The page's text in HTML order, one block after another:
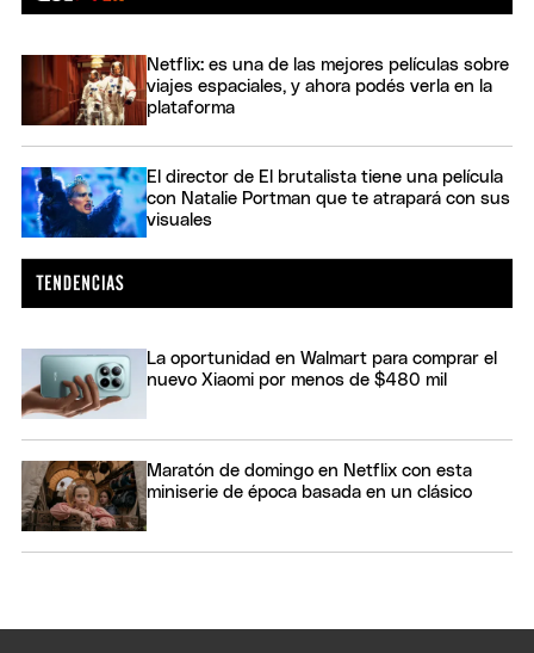
Netflix: es una de las mejores películas sobre
viajes espaciales, y ahora podés verla en la
plataforma
El director de El brutalista tiene una película
con Natalie Portman que te atrapará con sus
visuales
La oportunidad en Walmart para comprar el
nuevo Xiaomi por menos de $480 mil
Maratón de domingo en Netflix con esta
miniserie de época basada en un clásico